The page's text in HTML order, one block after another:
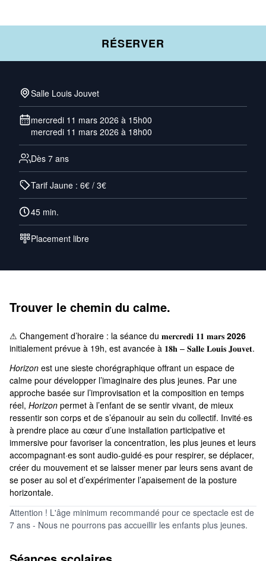
RÉSERVER
Salle Louis Jouvet
mercredi 11 mars 2026 à 15h00
mercredi 11 mars 2026 à 18h00
Dès 7 ans
Tarif Jaune : 6€ / 3€
45 min.
Placement libre
Trouver le chemin du calme.
⚠ Changement d’horaire : la séance du 𝐦𝐞𝐫𝐜𝐫𝐞𝐝𝐢 𝟏𝟏 𝐦𝐚𝐫𝐬 2026
initialement prévue à 19h, est avancée à 𝟏𝟖𝐡 – 𝐒𝐚𝐥𝐥𝐞 𝐋𝐨𝐮𝐢𝐬 𝐉𝐨𝐮𝐯𝐞𝐭.
Horizon est une sieste chorégraphique offrant un espace de
calme pour développer l’imaginaire des plus jeunes. Par une
approche basée sur l’improvisation et la composition en temps
réel, Horizon permet à l’enfant de se sentir vivant, de mieux
ressentir son corps et de s’épanouir au sein du collectif. Invité·es
à prendre place au cœur d’une installation participative et
immersive pour favoriser la concentration, les plus jeunes et leurs
accompagnant·es sont audio-guidé·es pour respirer, se déplacer,
créer du mouvement et se laisser mener par leurs sens avant de
se poser au sol et d’expérimenter l’apaisement de la posture
horizontale.
Attention ! L'âge minimum recommandé pour ce spectacle est de
7 ans - Nous ne pourrons pas accueillir les enfants plus jeunes.